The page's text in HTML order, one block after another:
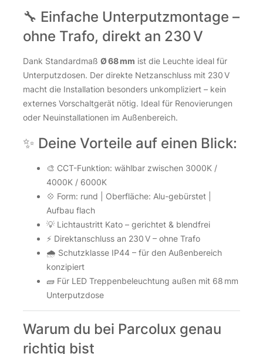
🔧 Einfache Unterputzmontage –
ohne Trafo, direkt an 230 V
Dank Standardmaß Ø 68 mm ist die Leuchte ideal für
Unterputzdosen. Der direkte Netzanschluss mit 230 V
macht die Installation besonders unkompliziert – kein
externes Vorschaltgerät nötig. Ideal für Renovierungen
oder Neuinstallationen im Außenbereich.
✨ Deine Vorteile auf einen Blick:
🎨 CCT-Funktion: wählbar zwischen 3000K /
4000K / 6000K
💠 Form: rund | Oberfläche: Alu-gebürstet |
Aufbau flach
💡 Lichtaustritt Kato – gerichtet & blendfrei
⚡ Direktanschluss an 230 V – ohne Trafo
🌧️ Schutzklasse IP44 – für den Außenbereich
konzipiert
🧱 Für LED Treppenbeleuchtung außen mit 68 mm
Unterputzdose
Warum du bei Parcolux genau
richtig bist